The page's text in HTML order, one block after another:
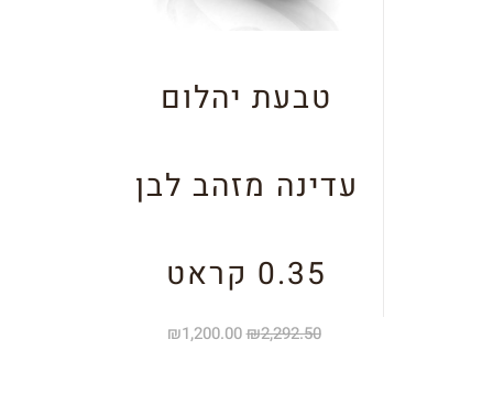
טבעת יהלום
עדינה מזהב לבן
0.35 קראט
₪2,292.50
₪1,200.00